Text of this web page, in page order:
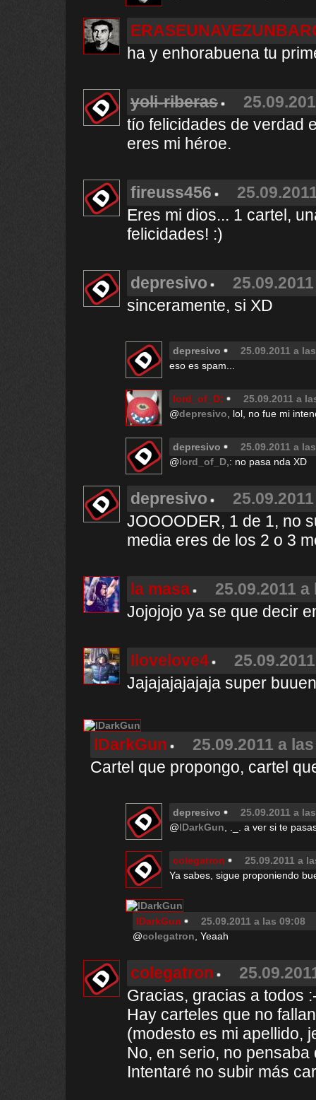
ha y enhorabuena tu
yoli-riberas
tío felicidades de verdad
eres mi héroe.
fireuss456
Eres mi dios... 1 cartel,
felicidades! :)
depresivo
sinceramente, si XD
depresivo
25.09.2011 a
eso es spam...
lord_of_D:
25.09.2011 a
@depresivo , lol, no fue mi
depresivo
25.09.2011 a
@lord_of_D ,: no pasa nda XD
depresivo
JOOOODER, 1 de 1, no
media eres de los 2 o 3
la masa
25.09.2011
Jojojojo ya se que decir
Ilovelove4
Jajajajajajaja super
lDarkGun
25.09.2011 a
Cartel que propongo, cartel
depresivo
25.09.2011 a
@lDarkGun , ._. a ver si te
colegatron
25.09.2011 a
Ya sabes, sigue proponiendo
lDarkGun
25.09.2011 a las 09:08
@colegatron , Yeaah
colegatron
Gracias, gracias a todos
Hay carteles que no
(modesto es mi apellido,
No, en serio, no
Intentaré no subir más